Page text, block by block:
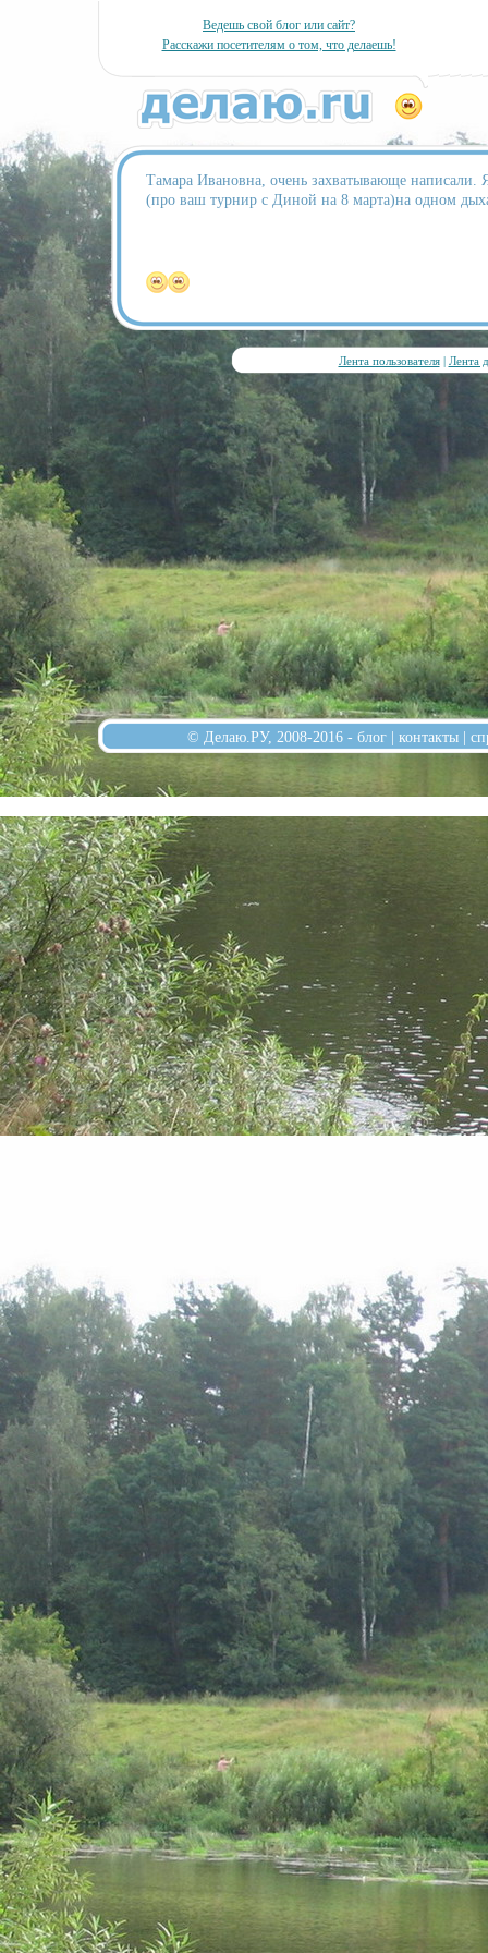
Ведешь свой блог или сайт?
Расскажи посетителям о том, что делаешь!
Тамара Ивановна, очень захватывающе написали.
(про ваш турнир с Диной на 8 марта)на одном
Лента пользователя| Лента
© Делаю.РУ, 2008-2016 - блог | контакты |